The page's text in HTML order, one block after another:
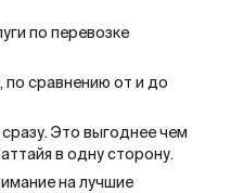
по перевозке
сравнению от и до
Это выгоднее чем
в одну сторону.
на лучшие